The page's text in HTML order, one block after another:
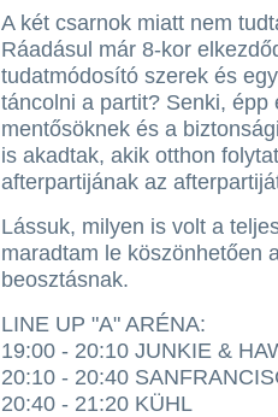
A két csarnok miatt nem
Ráadásul már 8-kor
tudatmódosító szerek és
táncolni a partit? Senki,
mentősöknek és a
is akadtak, akik otthon
afterpartijának az
Lássuk, milyen is volt a
maradtam le köszönhetően
beosztásnak.
LINE UP "A" ARÉNA:
19:00 - 20:10 JUNKIE &
20:10 - 20:40
20:40 - 21:20 KÜHL